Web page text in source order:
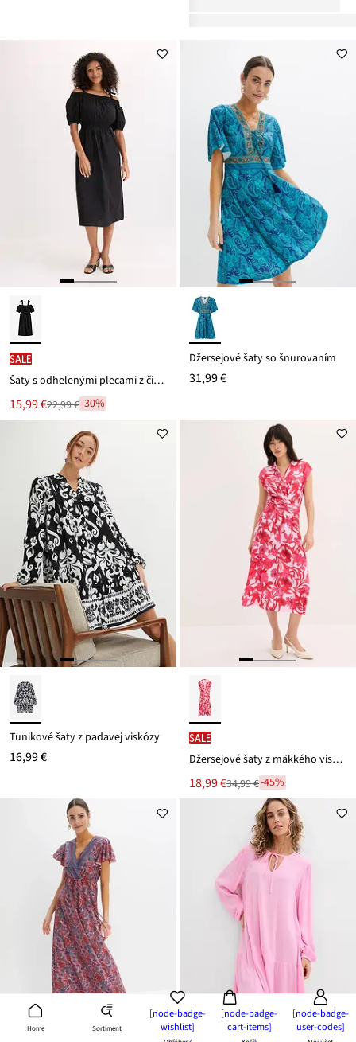
Home Sortiment
[node-badge-
wishlist]
[node-badge-
cart-items]
[node-badge-
user-codes]
SALE
Šaty s odhelenými plecami z čistej bio bavlny
Nová
cena
15,99 €
Zľava 22,99 €-30%
Džersejové šaty so šnurovaním
31,99 €
Tunikové šaty z padavej viskózy
16,99 €
SALE
Džersejové šaty z mäkkého viskózového mixu
Nová
cena
18,99 €
Zľava 34,99 €-45%